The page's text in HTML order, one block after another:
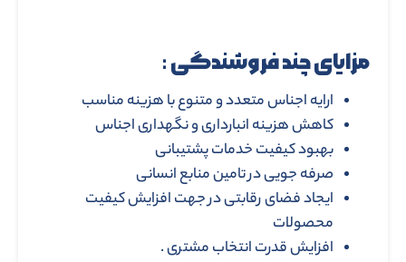
مزایای چند فروشندگی :
ارایه اجناس متعدد و متنوع با هزینه مناسب
کاهش هزینه انبارداری و نگهداری اجناس
بهبود کیفیت خدمات پشتیبانی
صرفه جویی در تامین منابع انسانی
ایجاد فضای رقابتی در جهت افزایش کیفیت
محصولات
افزایش قدرت انتخاب مشتری .